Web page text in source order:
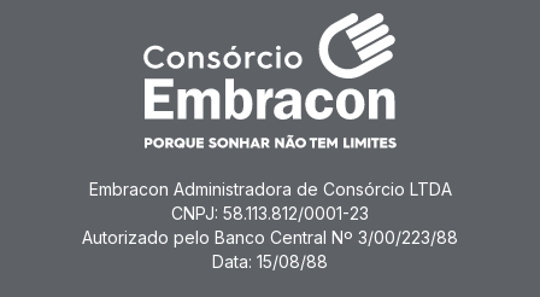
Embracon Administradora de Consórcio LTDA
CNPJ: 58.113.812/0001-23
Autorizado pelo Banco Central Nº 3/00/223/88
Data: 15/08/88